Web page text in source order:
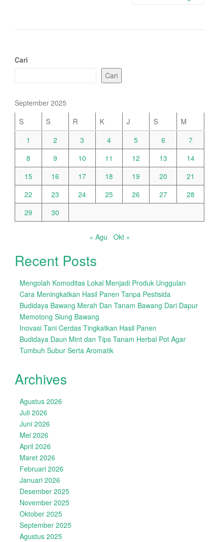
Cari
Cari
September 2025
S
S R K J S
M
1
2 3 4 5 6
7
8
9 10 11 12 13
14
15
16 17 18 19 20
21
22
23 24 25 26 27
28
29
30
« Agu Okt »
Recent Posts
Mengolah Komoditas Lokal Menjadi Produk Unggulan
Cara Meningkatkan Hasil Panen Tanpa Pestisida
Budidaya Bawang Merah Dan Tanam Bawang Dari Dapur
Memotong Siung Bawang
Inovasi Tani Cerdas Tingkatkan Hasil Panen
Budidaya Daun Mint dan Tips Tanam Herbal Pot Agar
Tumbuh Subur Serta Aromatik
Archives
Agustus 2026
Juli 2026
Juni 2026
Mei 2026
April 2026
Maret 2026
Februari 2026
Januari 2026
Desember 2025
November 2025
Oktober 2025
September 2025
Agustus 2025